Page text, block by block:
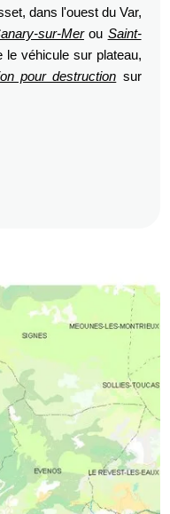
dans l'ouest du Var,
sur-Merou Saint-
le véhicule sur plateau,
pour destruction sur